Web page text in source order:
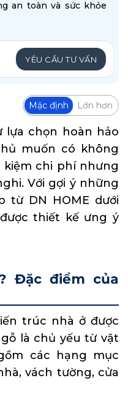
an toàn và sức khỏe
YÊU CẦU TƯ VẤN
Mặc định Lớn hơn
lựa chọn hoàn hảo
muốn có không
kiệm chi phí nhưng
Với gợi ý những
từ DN HOME dưới
thiết kế ưng ý
Đặc điểm của
trúc nhà ở được
là chủ yếu từ vật
các hạng mục
vách tường, cửa